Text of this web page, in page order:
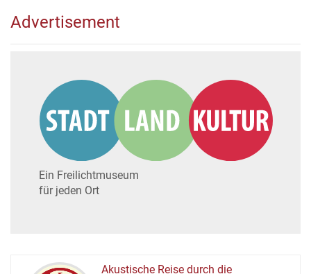
Advertisement
Ein Freilichtmuseum
für jeden Ort
Akustische Reise durch die